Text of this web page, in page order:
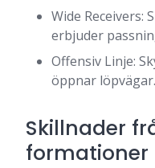
Wide Receivers:
erbjuder
Offensiv Linje:
öppnar löpvägar.
Skillnader
formationer